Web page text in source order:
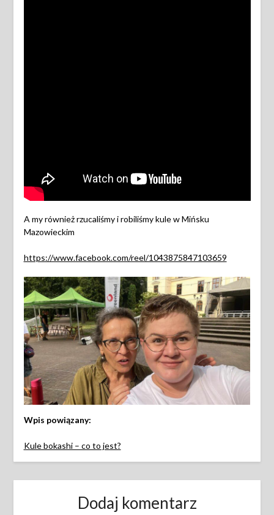
A my również rzucaliśmy i robiliśmy kule w Mińsku
Mazowieckim
https://www.facebook.com/reel/1043875847103659
Wpis powiązany:
Kule bokashi – co to jest?
Dodaj komentarz